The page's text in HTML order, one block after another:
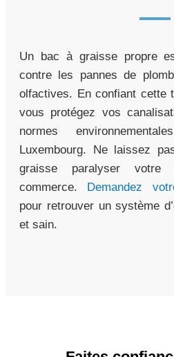
Un bac à graisse propre
contre les pannes de
olfactives. En confiant cette
vous protégez vos
normes
Luxembourg. Ne laissez
graisse paralyser votre
commerce. Demandez
pour retrouver un système
et sain.